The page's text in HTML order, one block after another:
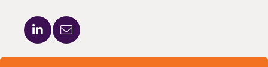
ADDLIFE AB